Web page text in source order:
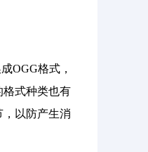
OGG格式，
格式种类也有
以防产生消